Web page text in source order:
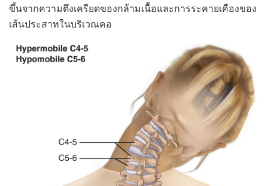
ขึ้นจากความตึงเครียดของกล้ามเนื้อและการระคายเคืองของ
เส้นประสาทในบริเวณคอ